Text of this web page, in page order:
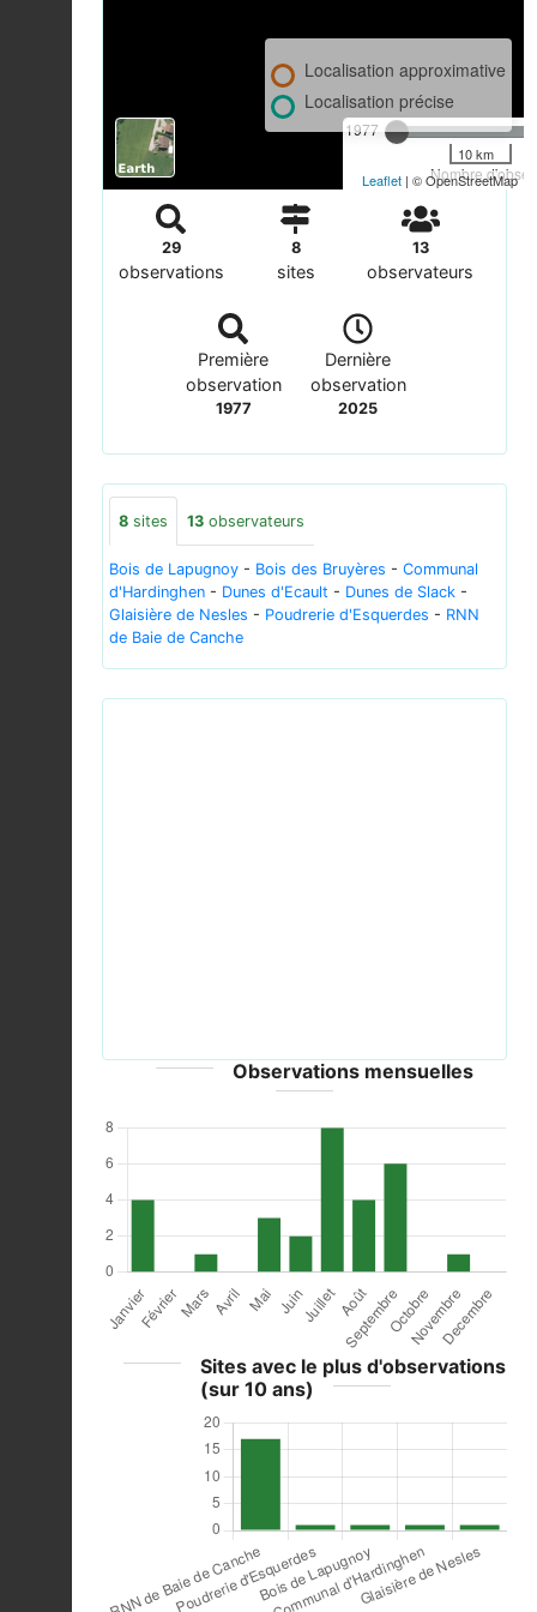
1977
Nombre
Localisation approximative
Localisation précise
10 km
Leaflet | © OpenStreetMap
29
observations
8
sites
13
observateurs
Première
observation
1977
Dernière
observation
2025
8 sites 13 observateurs
Bois de Lapugnoy - Bois des Bruyères - Communal
d'Hardinghen - Dunes d'Ecault - Dunes de Slack -
Glaisière de Nesles - Poudrerie d'Esquerdes - RNN
de Baie de Canche
Observations mensuelles
Sites avec le plus d'observations
(sur 10 ans)